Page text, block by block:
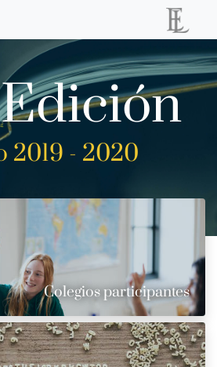
2019 - 2020
Colegios participantes